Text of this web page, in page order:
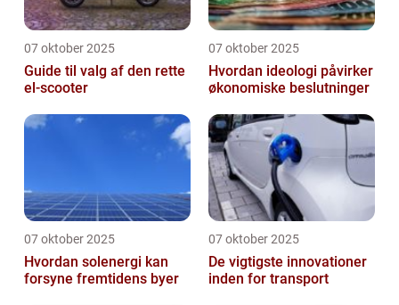
07 oktober 2025
Guide til valg af den rette
el-scooter
07 oktober 2025
Hvordan ideologi påvirker
økonomiske beslutninger
07 oktober 2025
Hvordan solenergi kan
forsyne fremtidens byer
07 oktober 2025
De vigtigste innovationer
inden for transport